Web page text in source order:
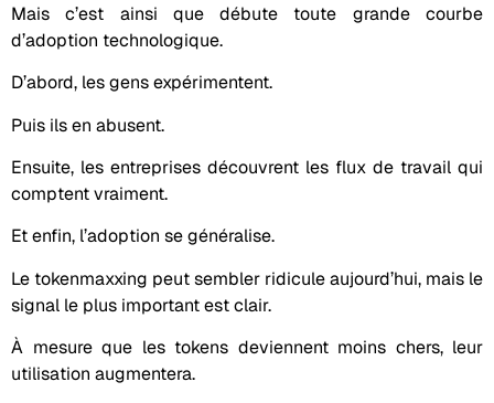
Mais c’est ainsi que débute toute grande courbe
d’adoption technologique.
D’abord, les gens expérimentent.
Puis ils en abusent.
Ensuite, les entreprises découvrent les flux de travail qui
comptent vraiment.
Et enfin, l’adoption se généralise.
Le tokenmaxxing peut sembler ridicule aujourd’hui, mais le
signal le plus important est clair.
À mesure que les tokens deviennent moins chers, leur
utilisation augmentera.